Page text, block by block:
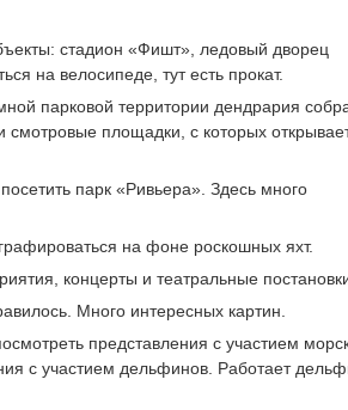
стадион «Фишт», ледовый дворец
на велосипеде, тут есть прокат.
парковой территории дендрария
смотровые площадки, с которых
парк «Ривьера». Здесь много
на фоне роскошных яхт.
концерты и театральные
Много интересных картин.
представления с участием
с участием дельфинов. Работает